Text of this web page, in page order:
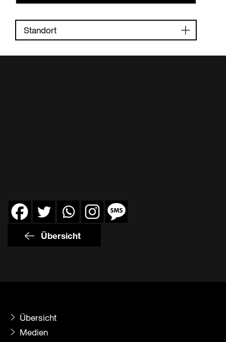
Standort
Übersicht
Übersicht
Medien